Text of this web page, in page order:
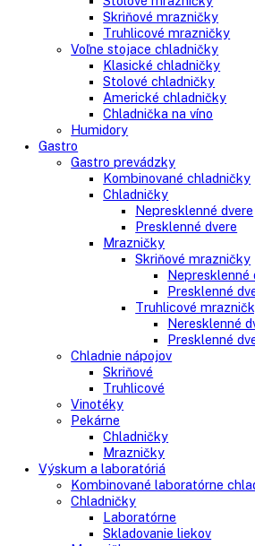
Vstavané spotrebiče
Vstavané kombinované
Vstavané chladničky
Vstavané mrazničky
Vstavané chladničky na
Vstavané americké
Voľne stojace spotrebiče
Side-By-Side chladničky
Kombinované chladničky
mraziak dole
mraziak hore
Mrazničky
Stolové mrazničky
Skriňové mrazničky
Truhlicové mrazničky
Voľne stojace chladničky
Klasické chladničky
Stolové chladničky
Americké chladničky
Chladnička na víno
Humidory
Gastro
Gastro prevádzky
Kombinované
Chladničky
Nepresklenné
Presklenné
Mrazničky
Skriňové